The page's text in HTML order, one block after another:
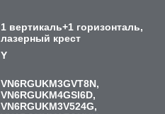
1 вертикаль+1 горизонталь,
лазерный крест
Y
VN6RGUKM3GVT8N,
VN6RGUKM4GSI6D,
VN6RGUKM3V524G,